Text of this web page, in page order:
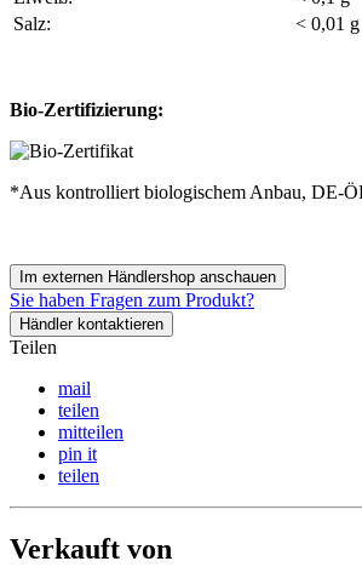
Salz:
< 0,01 g
Bio-Zertifizierung:
*Aus kontrolliert biologischem Anbau, DE-
Im externen Händlershop anschauen
Sie haben Fragen zum Produkt?
Händler kontaktieren
Teilen
mail
teilen
mitteilen
pin it
teilen
Verkauft von